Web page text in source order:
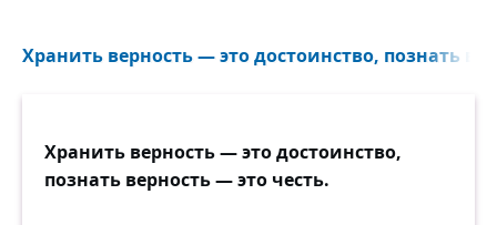
Хранить верность — это достоинство, познать
Хранить верность — это достоинство,
познать верность — это честь.